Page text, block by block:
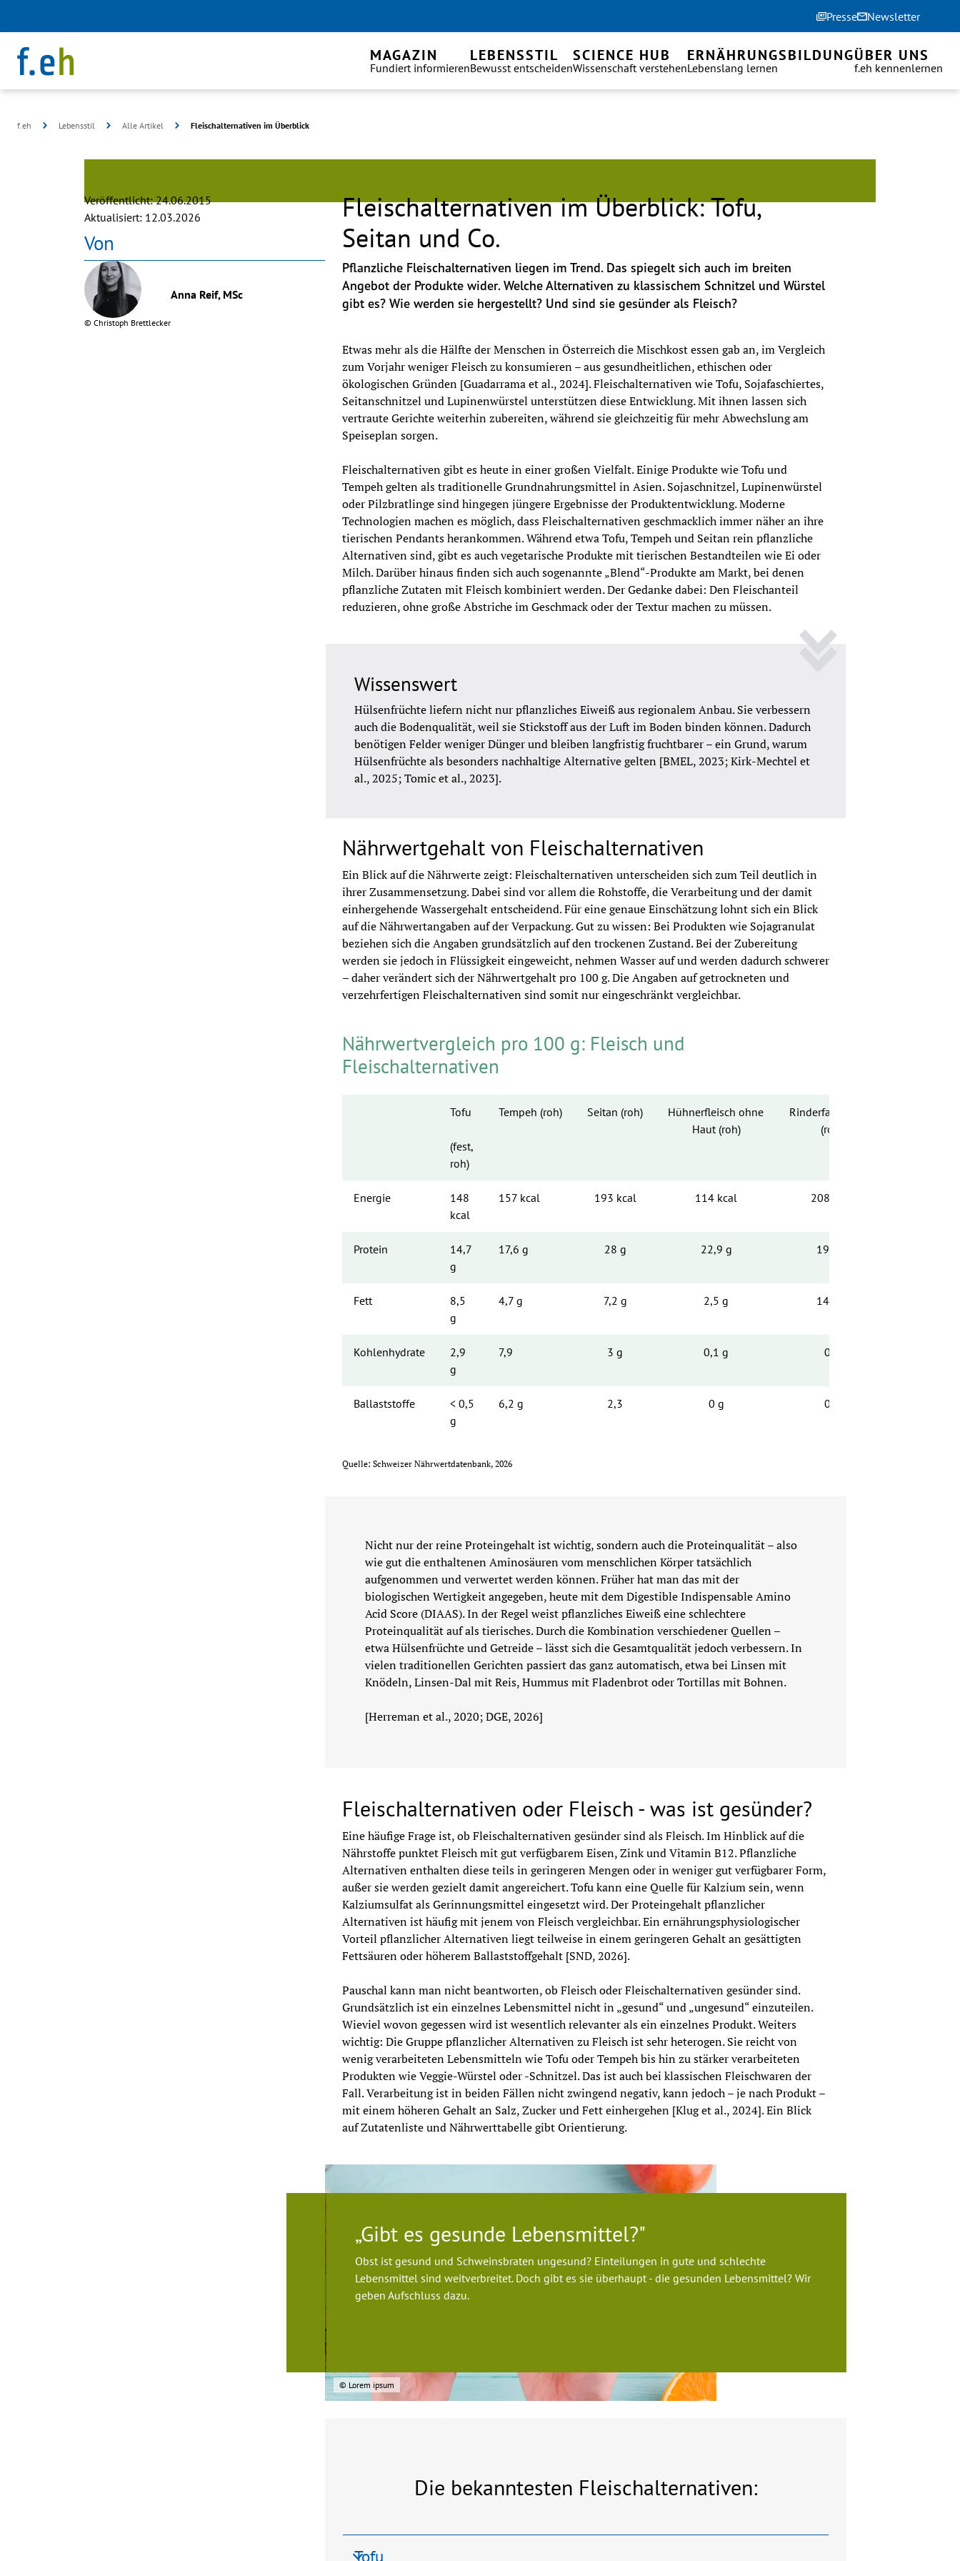
Presse Newsletter
MAGAZIN
Fundiert informieren
LEBENSSTIL
Bewusst entscheiden
SCIENCE HUB
Wissenschaft verstehen
ERNÄHRUNGSBILDUNG
Lebenslang lernen
ÜBER UNS
f.eh kennenlernen
f.eh Lebensstil Alle Artikel Fleischalternativen im Überblick
©
Veröffentlicht: 24.06.2015
Aktualisiert: 12.03.2026
Von
© Christoph Brettlecker
Anna Reif, MSc
Fleischalternativen im Überblick: Tofu,
Seitan und Co.
Pflanzliche Fleischalternativen liegen im Trend. Das spiegelt sich auch im breiten
Angebot der Produkte wider. Welche Alternativen zu klassischem Schnitzel und Würstel
gibt es? Wie werden sie hergestellt? Und sind sie gesünder als Fleisch?
Etwas mehr als die Hälfte der Menschen in Österreich die Mischkost essen gab an, im Vergleich
zum Vorjahr weniger Fleisch zu konsumieren – aus gesundheitlichen, ethischen oder
ökologischen Gründen [Guadarrama et al., 2024]. Fleischalternativen wie Tofu, Sojafaschiertes,
Seitanschnitzel und Lupinenwürstel unterstützen diese Entwicklung. Mit ihnen lassen sich
vertraute Gerichte weiterhin zubereiten, während sie gleichzeitig für mehr Abwechslung am
Speiseplan sorgen.
Fleischalternativen gibt es heute in einer großen Vielfalt. Einige Produkte wie Tofu und
Tempeh gelten als traditionelle Grundnahrungsmittel in Asien. Sojaschnitzel, Lupinenwürstel
oder Pilzbratlinge sind hingegen jüngere Ergebnisse der Produktentwicklung. Moderne
Technologien machen es möglich, dass Fleischalternativen geschmacklich immer näher an ihre
tierischen Pendants herankommen. Während etwa Tofu, Tempeh und Seitan rein pflanzliche
Alternativen sind, gibt es auch vegetarische Produkte mit tierischen Bestandteilen wie Ei oder
Milch. Darüber hinaus finden sich auch sogenannte „Blend“-Produkte am Markt, bei denen
pflanzliche Zutaten mit Fleisch kombiniert werden. Der Gedanke dabei: Den Fleischanteil
reduzieren, ohne große Abstriche im Geschmack oder der Textur machen zu müssen.
Wissenswert
Hülsenfrüchte liefern nicht nur pflanzliches Eiweiß aus regionalem Anbau. Sie verbessern
auch die Bodenqualität, weil sie Stickstoff aus der Luft im Boden binden können. Dadurch
benötigen Felder weniger Dünger und bleiben langfristig fruchtbarer – ein Grund, warum
Hülsenfrüchte als besonders nachhaltige Alternative gelten [BMEL, 2023; Kirk-Mechtel et
al., 2025; Tomic et al., 2023].
Nährwertgehalt von Fleischalternativen
Ein Blick auf die Nährwerte zeigt: Fleischalternativen unterscheiden sich zum Teil deutlich in
ihrer Zusammensetzung. Dabei sind vor allem die Rohstoffe, die Verarbeitung und der damit
einhergehende Wassergehalt entscheidend. Für eine genaue Einschätzung lohnt sich ein Blick
auf die Nährwertangaben auf der Verpackung. Gut zu wissen: Bei Produkten wie Sojagranulat
beziehen sich die Angaben grundsätzlich auf den trockenen Zustand. Bei der Zubereitung
werden sie jedoch in Flüssigkeit eingeweicht, nehmen Wasser auf und werden dadurch schwerer
– daher verändert sich der Nährwertgehalt pro 100 g. Die Angaben auf getrockneten und
verzehrfertigen Fleischalternativen sind somit nur eingeschränkt vergleichbar.
Nährwertvergleich pro 100 g: Fleisch und
Fleischalternativen
Tofu
(fest,
roh)
Tempeh (roh) Seitan (roh)
Hühnerfleisch ohne
Haut (roh)
Rinderfaschiertes
(roh)
Energie
148
kcal
157 kcal 193 kcal 114 kcal 208 kcal
Protein
14,7
g
17,6 g 28 g 22,9 g 19,2 g
Fett
8,5
g
4,7 g 7,2 g 2,5 g 14,6 g
Kohlenhydrate
2,9
g
7,9 3 g 0,1 g 0 g
Ballaststoffe
< 0,5
g
6,2 g 2,3 0 g 0 g
Quelle: Schweizer Nährwertdatenbank, 2026
Nicht nur der reine Proteingehalt ist wichtig, sondern auch die Proteinqualität – also
wie gut die enthaltenen Aminosäuren vom menschlichen Körper tatsächlich
aufgenommen und verwertet werden können. Früher hat man das mit der
biologischen Wertigkeit angegeben, heute mit dem Digestible Indispensable Amino
Acid Score (DIAAS). In der Regel weist pflanzliches Eiweiß eine schlechtere
Proteinqualität auf als tierisches. Durch die Kombination verschiedener Quellen –
etwa Hülsenfrüchte und Getreide – lässt sich die Gesamtqualität jedoch verbessern. In
vielen traditionellen Gerichten passiert das ganz automatisch, etwa bei Linsen mit
Knödeln, Linsen-Dal mit Reis, Hummus mit Fladenbrot oder Tortillas mit Bohnen.
[Herreman et al., 2020; DGE, 2026]
Fleischalternativen oder Fleisch - was ist gesünder?
Eine häufige Frage ist, ob Fleischalternativen gesünder sind als Fleisch. Im Hinblick auf die
Nährstoffe punktet Fleisch mit gut verfügbarem Eisen, Zink und Vitamin B12. Pflanzliche
Alternativen enthalten diese teils in geringeren Mengen oder in weniger gut verfügbarer Form,
außer sie werden gezielt damit angereichert. Tofu kann eine Quelle für Kalzium sein, wenn
Kalziumsulfat als Gerinnungsmittel eingesetzt wird. Der Proteingehalt pflanzlicher
Alternativen ist häufig mit jenem von Fleisch vergleichbar. Ein ernährungsphysiologischer
Vorteil pflanzlicher Alternativen liegt teilweise in einem geringeren Gehalt an gesättigten
Fettsäuren oder höherem Ballaststoffgehalt [SND, 2026].
Pauschal kann man nicht beantworten, ob Fleisch oder Fleischalternativen gesünder sind.
Grundsätzlich ist ein einzelnes Lebensmittel nicht in „gesund“ und „ungesund“ einzuteilen.
Wieviel wovon gegessen wird ist wesentlich relevanter als ein einzelnes Produkt. Weiters
wichtig: Die Gruppe pflanzlicher Alternativen zu Fleisch ist sehr heterogen. Sie reicht von
wenig verarbeiteten Lebensmitteln wie Tofu oder Tempeh bis hin zu stärker verarbeiteten
Produkten wie Veggie-Würstel oder -Schnitzel. Das ist auch bei klassischen Fleischwaren der
Fall. Verarbeitung ist in beiden Fällen nicht zwingend negativ, kann jedoch – je nach Produkt –
mit einem höheren Gehalt an Salz, Zucker und Fett einhergehen [Klug et al., 2024]. Ein Blick
auf Zutatenliste und Nährwerttabelle gibt Orientierung.
„Gibt es gesunde Lebensmittel?"
Obst ist gesund und Schweinsbraten ungesund? Einteilungen in gute und schlechte
Lebensmittel sind weitverbreitet. Doch gibt es sie überhaupt - die gesunden Lebensmittel? Wir
geben Aufschluss dazu.
© Lorem ipsum
Die bekanntesten Fleischalternativen:
Tofu